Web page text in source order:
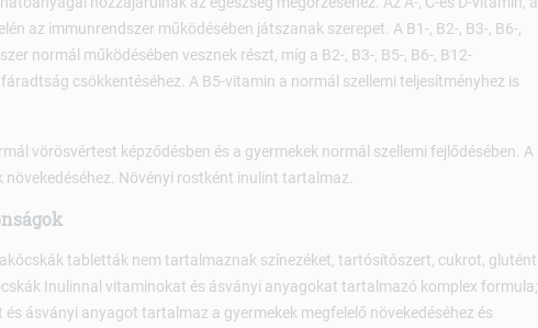
az immunrendszer működésében játszanak szerepet. A B1-, B2-, B3-, B6-,
normál működésében vesznek részt, míg a B2-, B3-, B5-, B6-, B12-
csökkentéséhez. A B5-vitamin a normál szellemi teljesítményhez is
vörösvértest képződésben és a gyermekek normál szellemi fejlődésében. A
növekedéséhez. Növényi rostként inulint tartalmaz.
tabletták nem tartalmaznak színezéket, tartósítószert, cukrot, glutént
Inulinnal vitaminokat és ásványi anyagokat tartalmazó komplex formula;
ásványi anyagot tartalmaz a gyermekek megfelelő növekedéséhez és